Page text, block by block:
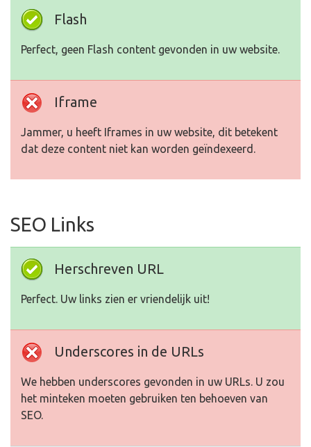
Flash
Perfect, geen Flash content gevonden in uw website.
Iframe
Jammer, u heeft Iframes in uw website, dit betekent
dat deze content niet kan worden geïndexeerd.
SEO Links
Herschreven URL
Perfect. Uw links zien er vriendelijk uit!
Underscores in de URLs
We hebben underscores gevonden in uw URLs. U zou
het minteken moeten gebruiken ten behoeven van
SEO.